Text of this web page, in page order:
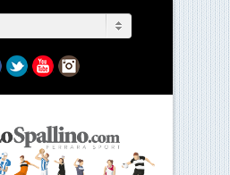
Facebook
TwitterYouTubeInstagram